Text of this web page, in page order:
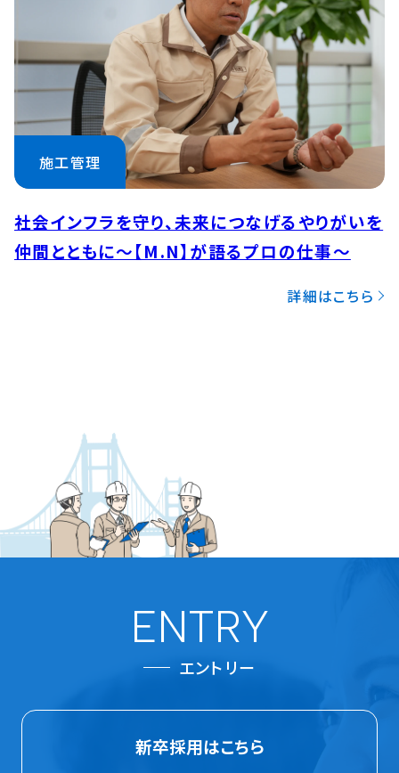
施工管理
社会インフラを守り、未来につなげるやりがいを
仲間とともに〜【M.N】が語るプロの仕事〜
詳細はこちら
ENTRY
エントリー
新卒採用はこちら